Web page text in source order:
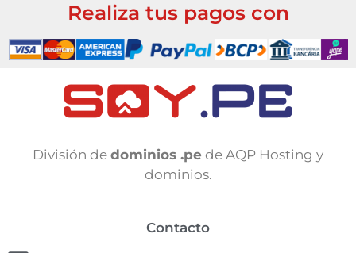
Realiza tus pagos con
División de dominios .pe de AQP Hosting y
dominios.
Contacto